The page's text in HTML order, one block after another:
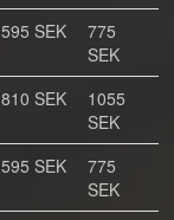
595 SEK
775
SEK
810 SEK
1055
SEK
595 SEK
775
SEK